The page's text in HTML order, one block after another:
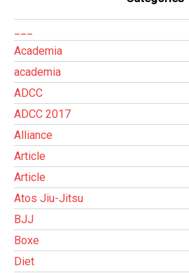
Academia
academia
ADCC
ADCC 2017
Alliance
Article
Article
Atos Jiu-Jitsu
BJJ
Boxe
Diet